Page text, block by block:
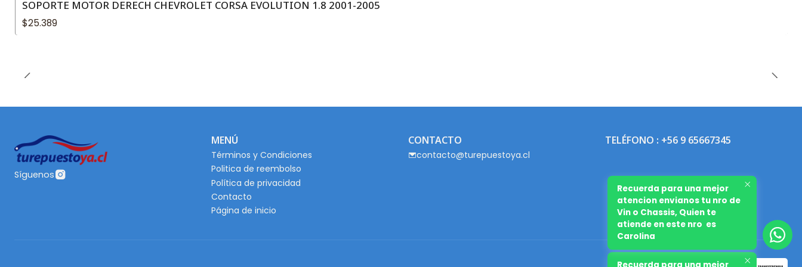
SOPORTE MOTOR DERECH CHEVROLET CORSA EVOLUTION 1.8 2001-2005
$25.389
Síguenos
MENÚ
Términos y Condiciones
Politica de reembolso
Política de privacidad
Contacto
Página de inicio
CONTACTO
contacto@turepuestoya.cl
TELÉFONO : +56 9 65667345
Recuerda para una mejor
atencion envianos tu nro de
Vin o Chassis, Quien te
atiende en este nro es
Carolina